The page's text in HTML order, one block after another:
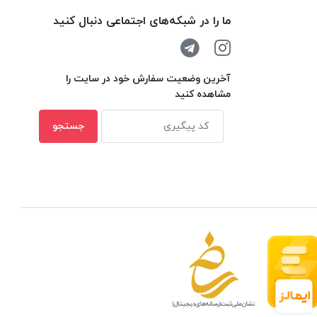
ما را در شبکه‌های اجتماعی دنبال کنید
آخرین وضعیت سفارش خود در سایت را
مشاهده کنید
مدار بسته در ظرفیتهای مختلف